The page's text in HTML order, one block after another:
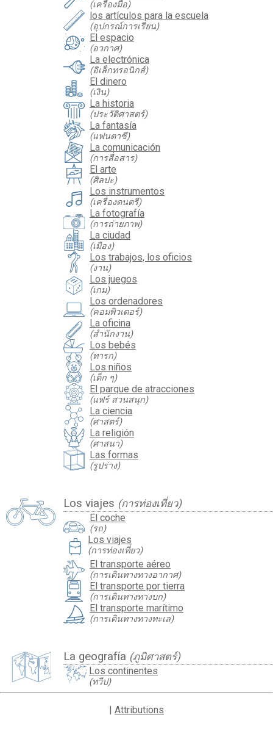
(เครื่องมือ)
los artículos para la escuela
(อุปกรณ์การเรียน)
El espacio
(อวกาศ)
La electrónica
(อิเล็กทรอนิกส์)
El dinero
(เงิน)
La historia
(ประวัติศาสตร์)
La fantasía
(แฟนตาซี)
La comunicación
(การสื่อสาร)
El arte
(ศิลปะ)
Los instrumentos
(เครื่องดนตรี)
La fotografía
(การถ่ายภาพ)
La ciudad
(เมือง)
Los trabajos, los oficios
(งาน)
Los juegos
(เกม)
Los ordenadores
(คอมพิวเตอร์)
La oficina
(สำนักงาน)
Los bebés
(ทารก)
Los niños
(เด็ก ๆ)
El parque de atracciones
(แฟร์ สวนสนุก)
La ciencia
(ศาสตร์)
La religión
(ศาสนา)
Las formas
(รูปร่าง)
Los viajes (การท่องเที่ยว)
El coche
(รถ)
travel_luggage_and_bags Los viajes
(การท่องเที่ยว)
El transporte aéreo
(การเดินทางทางอากาศ)
El transporte por tierra
(การเดินทางทางบก)
El transporte marítimo
(การเดินทางทางทะเล)
La geografía (ภูมิศาสตร์)
Los continentes
(ทวีป)
Attributions